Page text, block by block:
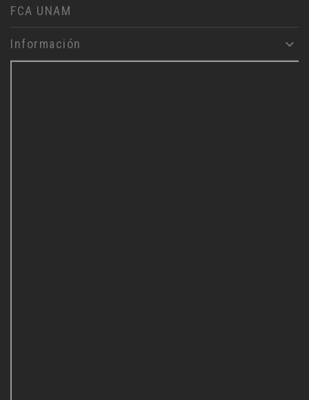
FCA UNAM
Información 